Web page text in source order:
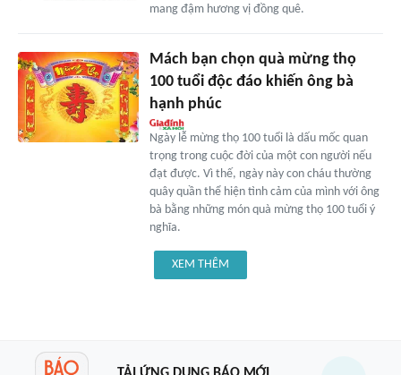
mang đậm hương vị đồng quê.
Mách bạn chọn quà mừng thọ
100 tuổi độc đáo khiến ông bà
hạnh phúc
Ngày lễ mừng thọ 100 tuổi là dấu mốc quan
trọng trong cuộc đời của một con người nếu
đạt được. Vì thế, ngày này con cháu thường
quây quần thể hiện tình cảm của mình với ông
bà bằng những món quà mừng thọ 100 tuổi ý
nghĩa.
XEM THÊM